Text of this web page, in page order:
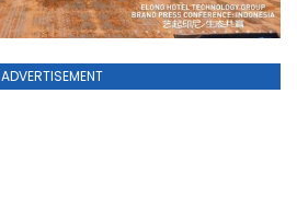
ADVERTISEMENT